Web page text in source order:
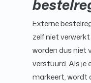
Externe
zelf niet
worden dus niet
verstuurd. Als je
markeert, wordt